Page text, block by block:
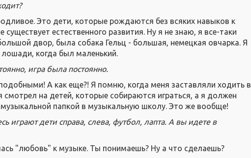
Это дети, которые рождаются без всяких навыков к
естественного развития. Ну я не знаю, я все-таки
двор, была собака Гельц - большая, немецкая овчарка. Я
лошади, когда был маленький.
игра была постоянно.
А как еще?! Я помню, когда меня заставляли ходить в
на детей, которые собираются играться, а я должен
папкой в музыкальную школу. Это же вообще!
играют дети справа, слева, футбол, лапта. А вы идете в
"любовь" к музыке. Ты понимаешь? Ну а что сделаешь?